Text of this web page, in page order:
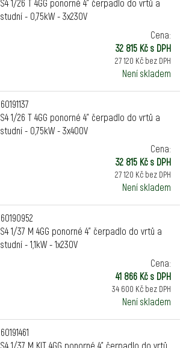
S4 1/26 T 4GG ponorné 4" čerpadlo do vrtů a
studní - 0,75kW - 3x230V
Cena:
32 815 Kč s DPH
27 120 Kč bez DPH
Není skladem
60191137
S4 1/26 T 4GG ponorné 4" čerpadlo do vrtů a
studní - 0,75kW - 3x400V
Cena:
32 815 Kč s DPH
27 120 Kč bez DPH
Není skladem
60190952
S4 1/37 M 4GG ponorné 4" čerpadlo do vrtů a
studní - 1,1kW - 1x230V
Cena:
41 866 Kč s DPH
34 600 Kč bez DPH
Není skladem
60191461
S4 1/37 M KIT 4GG ponorné 4" čerpadlo do vrtů